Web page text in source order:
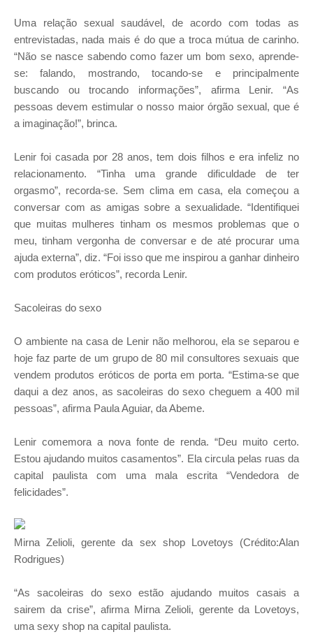
Uma relação sexual saudável, de acordo com todas as
entrevistadas, nada mais é do que a troca mútua de carinho.
“Não se nasce sabendo como fazer um bom sexo, aprende-
se: falando, mostrando, tocando-se e principalmente
buscando ou trocando informações”, afirma Lenir. “As
pessoas devem estimular o nosso maior órgão sexual, que é
a imaginação!”, brinca.
Lenir foi casada por 28 anos, tem dois filhos e era infeliz no
relacionamento. “Tinha uma grande dificuldade de ter
orgasmo”, recorda-se. Sem clima em casa, ela começou a
conversar com as amigas sobre a sexualidade. “Identifiquei
que muitas mulheres tinham os mesmos problemas que o
meu, tinham vergonha de conversar e de até procurar uma
ajuda externa”, diz. “Foi isso que me inspirou a ganhar dinheiro
com produtos eróticos”, recorda Lenir.
Sacoleiras do sexo
O ambiente na casa de Lenir não melhorou, ela se separou e
hoje faz parte de um grupo de 80 mil consultores sexuais que
vendem produtos eróticos de porta em porta. “Estima-se que
daqui a dez anos, as sacoleiras do sexo cheguem a 400 mil
pessoas”, afirma Paula Aguiar, da Abeme.
Lenir comemora a nova fonte de renda. “Deu muito certo.
Estou ajudando muitos casamentos”. Ela circula pelas ruas da
capital paulista com uma mala escrita “Vendedora de
felicidades”.
Mirna Zelioli, gerente da sex shop Lovetoys (Crédito:Alan
Rodrigues)
“As sacoleiras do sexo estão ajudando muitos casais a
sairem da crise”, afirma Mirna Zelioli, gerente da Lovetoys,
uma sexy shop na capital paulista.